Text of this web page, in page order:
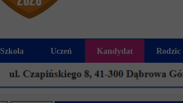
Rodzic
Szkoła
Historia szkoły
Uczeń
Kalendarz roku szkolnego
Kandydat
Aktualności dla